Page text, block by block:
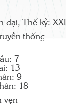
đại, Thế kỷ: XXI
thống
7
13
9
18
vẹn